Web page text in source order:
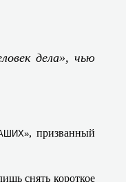
дела», чью
, призванный
снять короткое